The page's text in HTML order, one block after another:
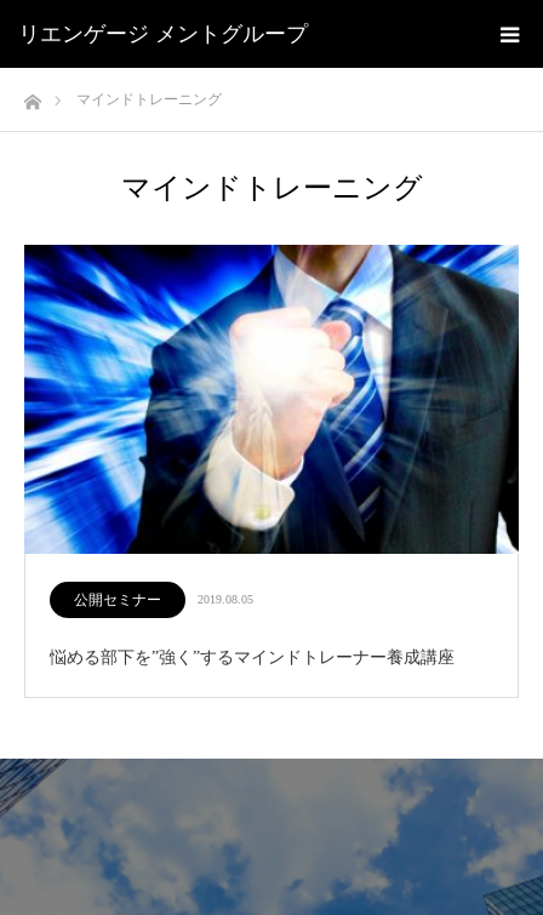
リエンゲージ メントグループ
ホームマインドトレーニング
マインドトレーニング
公開セミナー 2019.08.05
悩める部下を”強く”するマインドトレーナー養成講座